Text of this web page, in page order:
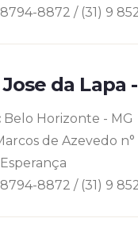
8794-8872 / (31) 9
Jose da Lapa
Belo Horizonte - MG
de Azevedo n°
8794-8872 / (31) 9